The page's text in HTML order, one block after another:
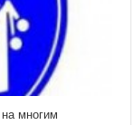
многим